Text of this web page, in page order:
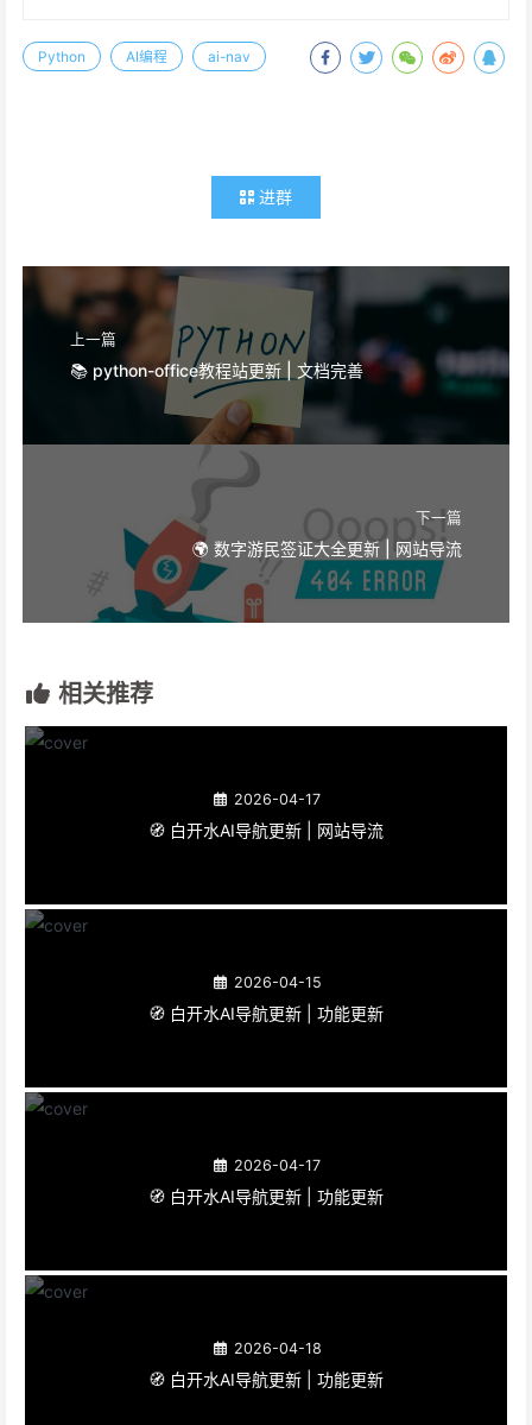
Python AI编程 ai-nav
进群
上一篇
📚 python-office教程站更新 | 文档完善
下一篇
🌍 数字游民签证大全更新 | 网站导流
相关推荐
2026-04-17
🧭 白开水AI导航更新 | 网站导流
2026-04-15
🧭 白开水AI导航更新 | 功能更新
2026-04-17
🧭 白开水AI导航更新 | 功能更新
2026-04-18
🧭 白开水AI导航更新 | 功能更新